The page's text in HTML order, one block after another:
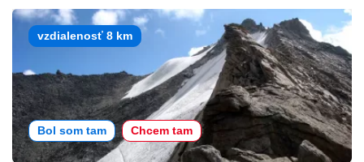
vzdialenosť 8 km
Bol som tam Chcem tam